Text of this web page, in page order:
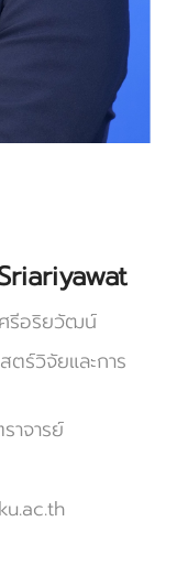
ศรีอริยวัฒน์
ร์วิจัยและการ
าจารย์